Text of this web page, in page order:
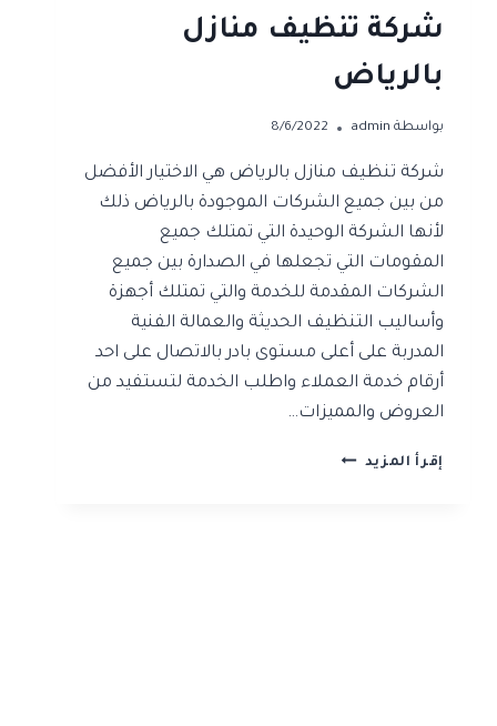
شركة تنظيف منازل
بالرياض
بواسطة admin
8/6/2022
شركة تنظيف منازل بالرياض هي الاختيار الأفضل
من بين جميع الشركات الموجودة بالرياض ذلك
لأنها الشركة الوحيدة التي تمتلك جميع
المقومات التي تجعلها في الصدارة بين جميع
الشركات المقدمة للخدمة والتي تمتلك أجهزة
وأساليب التنظيف الحديثة والعمالة الفنية
المدربة على أعلى مستوى بادر بالاتصال على احد
أرقام خدمة العملاء واطلب الخدمة لتستفيد من
العروض والمميزات…
إقرأ المزيد شركة